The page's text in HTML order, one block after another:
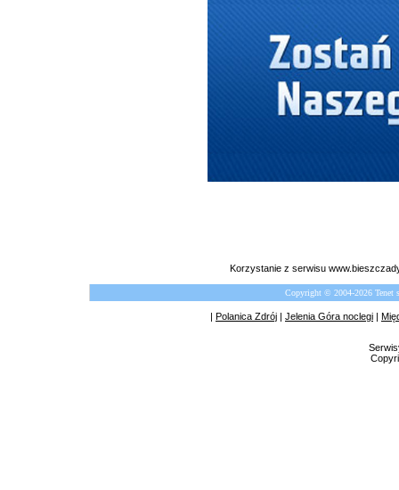
Korzystanie z serwisu
Copyright © 2004-2026
| Polanica Zdrój | Jelenia Góra noclegi |